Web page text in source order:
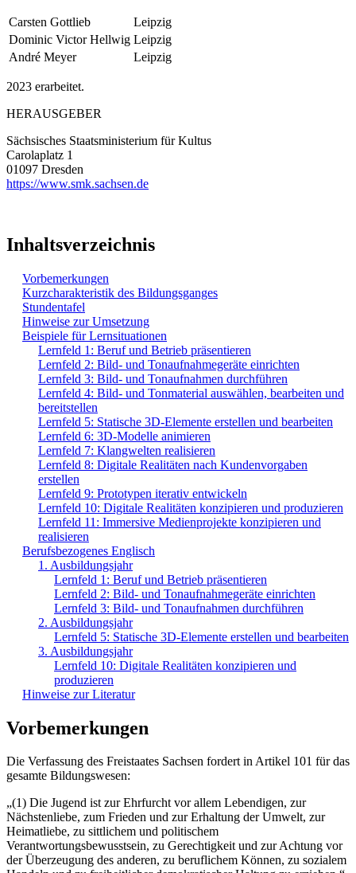
Carsten Gottlieb
Leipzig
Dominic Victor Hellwig Leipzig
André Meyer
Leipzig
2023 erarbeitet.
HERAUSGEBER
Sächsisches Staatsministerium für Kultus
Carolaplatz 1
01097 Dresden
https://www.smk.sachsen.de
Inhaltsverzeichnis
Vorbemerkungen
Kurzcharakteristik des Bildungsganges
Stundentafel
Hinweise zur Umsetzung
Beispiele für Lernsituationen
Lernfeld 1: Beruf und Betrieb präsentieren
Lernfeld 2: Bild- und Tonaufnahmegeräte einrichten
Lernfeld 3: Bild- und Tonaufnahmen durchführen
Lernfeld 4: Bild- und Tonmaterial auswählen, bearbeiten und
bereitstellen
Lernfeld 5: Statische 3D-Elemente erstellen und bearbeiten
Lernfeld 6: 3D-Modelle animieren
Lernfeld 7: Klangwelten realisieren
Lernfeld 8: Digitale Realitäten nach Kundenvorgaben
erstellen
Lernfeld 9: Prototypen iterativ entwickeln
Lernfeld 10: Digitale Realitäten konzipieren und produzieren
Lernfeld 11: Immersive Medienprojekte konzipieren und
realisieren
Berufsbezogenes Englisch
1. Ausbildungsjahr
Lernfeld 1: Beruf und Betrieb präsentieren
Lernfeld 2: Bild- und Tonaufnahmegeräte einrichten
Lernfeld 3: Bild- und Tonaufnahmen durchführen
2. Ausbildungsjahr
Lernfeld 5: Statische 3D-Elemente erstellen und bearbeiten
3. Ausbildungsjahr
Lernfeld 10: Digitale Realitäten konzipieren und
produzieren
Hinweise zur Literatur
Vorbemerkungen
Die Verfassung des Freistaates Sachsen fordert in Artikel 101 für das
gesamte Bildungswesen:
„(1) Die Jugend ist zur Ehrfurcht vor allem Lebendigen, zur
Nächstenliebe, zum Frieden und zur Erhaltung der Umwelt, zur
Heimatliebe, zu sittlichem und politischem
Verantwortungsbewusstsein, zu Gerechtigkeit und zur Achtung vor
der Überzeugung des anderen, zu beruflichem Können, zu sozialem